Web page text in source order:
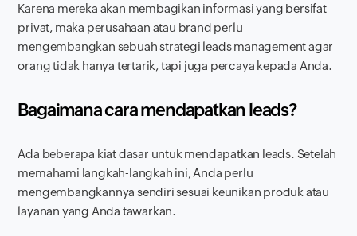
Karena mereka akan membagikan informasi yang bersifat
privat, maka perusahaan atau brand perlu
mengembangkan sebuah strategi leads managementagar
orang tidak hanya tertarik, tapi juga percaya kepada Anda.
Bagaimana cara mendapatkan leads?
Ada beberapa kiat dasar untuk mendapatkan leads. Setelah
memahami langkah-langkah ini, Anda perlu
mengembangkannya sendiri sesuai keunikan produk atau
layanan yang Anda tawarkan.